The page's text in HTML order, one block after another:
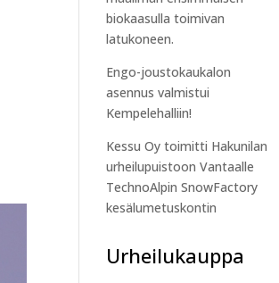
biokaasulla toimivan
latukoneen.
Engo-joustokaukalon
asennus valmistui
Kempelehalliin!
Kessu Oy toimitti Hakunilan
urheilupuistoon Vantaalle
TechnoAlpin SnowFactory
kesälumetuskontin
Urheilukauppa